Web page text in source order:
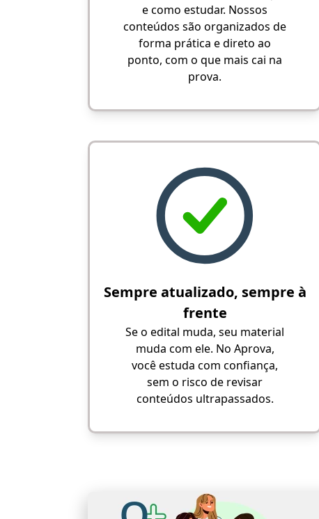
e como estudar. Nossos
conteúdos são organizados de
forma prática e direto ao
ponto, com o que mais cai na
prova.
Sempre atualizado, sempre à
frente
Se o edital muda, seu material
muda com ele. No Aprova,
você estuda com confiança,
sem o risco de revisar
conteúdos ultrapassados.